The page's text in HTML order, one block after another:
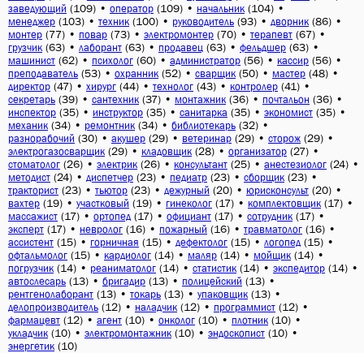
заведующий (109) • оператор (109) • начальник (104) •
менеджер (103) • техник (100) • руководитель (93) • дворник (86) •
монтер (77) • повар (73) • электромонтер (70) • терапевт (67) •
грузчик (63) • лаборант (63) • продавец (63) • фельдшер (63) •
машинист (62) • психолог (60) • администратор (56) • кассир (56) •
преподаватель (53) • охранник (52) • сварщик (50) • мастер (48) •
директор (47) • хирург (44) • технолог (43) • контролер (41) •
секретарь (39) • сантехник (37) • монтажник (36) • почтальон (36) •
инспектор (35) • инструктор (35) • санитарка (35) • экономист (35) •
механик (34) • ремонтник (34) • библиотекарь (32) •
разнорабочий (30) • акушер (29) • ветеринар (29) • сторож (29) •
электрогазосварщик (29) • кладовщик (28) • организатор (27) •
стоматолог (26) • электрик (26) • консультант (25) • анестезиолог (24) •
методист (24) • диспетчер (23) • педиатр (23) • сборщик (23) •
тракторист (23) • тьютор (23) • дежурный (20) • юрисконсульт (20) •
вахтер (19) • участковый (19) • гинеколог (17) • комплектовщик (17) •
массажист (17) • ортопед (17) • официант (17) • сотрудник (17) •
эксперт (17) • невролог (16) • пожарный (16) • травматолог (16) •
ассистент (15) • горничная (15) • дефектолог (15) • логопед (15) •
офтальмолог (15) • кардиолог (14) • маляр (14) • мойщик (14) •
погрузчик (14) • реаниматолог (14) • статистик (14) • экспедитор (14) •
автослесарь (13) • бригадир (13) • полицейский (13) •
рентгенолаборант (13) • токарь (13) • упаковщик (13) •
делопроизводитель (12) • наладчик (12) • программист (12) •
фармацевт (12) • агент (10) • онколог (10) • плотник (10) •
укладчик (10) • электромонтажник (10) • эндоскопист (10) •
энергетик (10)